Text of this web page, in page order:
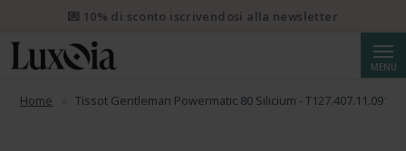
MENU
Home Tissot Gentleman Powermatic 80 Silicium - T127.407.11.091.01
💌 10% di sconto iscrivendosi alla newsletter